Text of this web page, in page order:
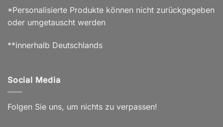
*Personalisierte Produkte können nicht zurückgegeben
oder umgetauscht werden
**innerhalb Deutschlands
Social Media
Folgen Sie uns, um nichts zu verpassen!